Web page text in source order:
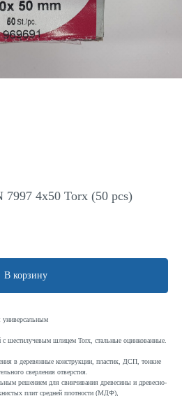
4x50 Torx (50 pcs)
В корзину
шестилучевым шлицем Torx, стальные оцинкованные.
в деревянные конструкции, пластик, ДСП, тонкие
сверления отверстия.
решением для свинчивания древесины и древесно-
плит средней плотности (МДФ),